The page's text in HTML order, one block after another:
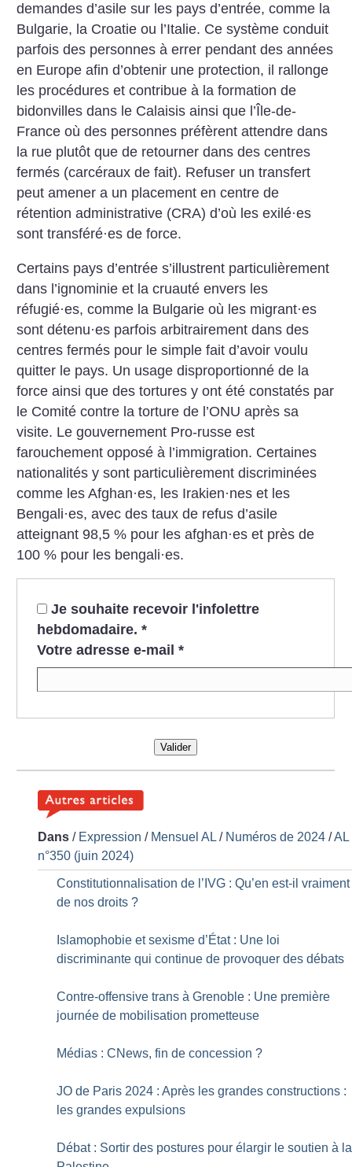
demandes d’asile sur les pays d’entrée, comme la
Bulgarie, la Croatie ou l’Italie. Ce système conduit
parfois des personnes à errer pendant des années
en Europe afin d’obtenir une protection, il rallonge
les procédures et contribue à la formation de
bidonvilles dans le Calaisis ainsi que l’Île-de-
France où des personnes préfèrent attendre dans
la rue plutôt que de retourner dans des centres
fermés (carcéraux de fait). Refuser un transfert
peut amener a un placement en centre de
rétention administrative (CRA) d’où les exilé·es
sont transféré·es de force.
Certains pays d’entrée s’illustrent particulièrement
dans l’ignominie et la cruauté envers les
réfugié·es, comme la Bulgarie où les migrant·es
sont détenu·es parfois arbitrairement dans des
centres fermés pour le simple fait d’avoir voulu
quitter le pays. Un usage disproportionné de la
force ainsi que des tortures y ont été constatés par
le Comité contre la torture de l’ONU après sa
visite. Le gouvernement Pro-russe est
farouchement opposé à l’immigration. Certaines
nationalités y sont particulièrement discriminées
comme les Afghan·es, les Irakien·nes et les
Bengali·es, avec des taux de refus d’asile
atteignant 98,5 % pour les afghan·es et près de
100 % pour les bengali·es.
Je souhaite recevoir l'infolettre
hebdomadaire. *
Votre adresse e-mail *
Valider
Dans / Expression / Mensuel AL / Numéros de 2024 /AL
n°350 (juin 2024)
Constitutionnalisation de l’IVG : Qu’en est-il vraiment
de nos droits ?
Islamophobie et sexisme d’État : Une loi
discriminante qui continue de provoquer des débats
Contre-offensive trans à Grenoble : Une première
journée de mobilisation prometteuse
Médias : CNews, fin de concession ?
JO de Paris 2024 : Après les grandes constructions :
les grandes expulsions
Débat : Sortir des postures pour élargir le soutien à la